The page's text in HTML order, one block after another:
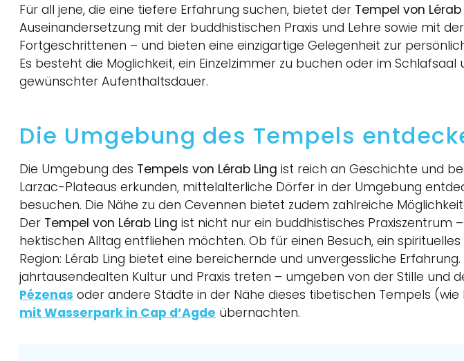
Für all jene, die eine tiefere Erfahrung suchen, bietet der Tempel von Lérab
Auseinandersetzung mit der buddhistischen Praxis und Lehre sowie mit
Fortgeschrittenen – und bieten eine einzigartige Gelegenheit zur
Es besteht die Möglichkeit, ein Einzelzimmer zu buchen oder im
gewünschter Aufenthaltsdauer.
Die Umgebung des Tempels
Die Umgebung des Tempels von Lérab Ling ist reich an Geschichte und
Larzac-Plateaus erkunden, mittelalterliche Dörfer in der Umgebung
besuchen. Die Nähe zu den Cevennen bietet zudem zahlreiche
Der Tempel von Lérab Ling ist nicht nur ein buddhistisches Praxiszentrum
hektischen Alltag entfliehen möchten. Ob für einen Besuch, ein
Region: Lérab Ling bietet eine bereichernde und unvergessliche
jahrtausendealten Kultur und Praxis treten – umgeben von der Stille und
Pézenas oder andere Städte in der Nähe dieses tibetischen Tempels
mit Wasserpark in Cap d’Agde übernachten.